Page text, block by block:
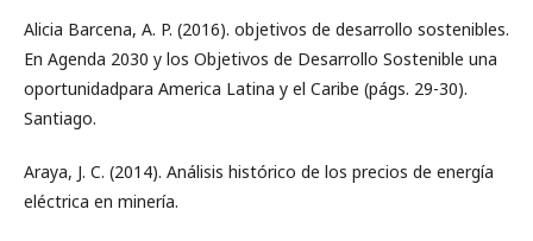
Alicia Barcena, A. P. (2016). objetivos de desarrollo sostenibles.
En Agenda 2030 y los Objetivos de Desarrollo Sostenible una
oportunidadpara America Latina y el Caribe (págs. 29-30).
Santiago.
Araya, J. C. (2014). Análisis histórico de los precios de energía
eléctrica en minería.